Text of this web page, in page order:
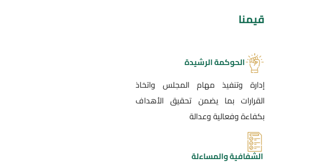
قيمنا
الحوكمة الرشيدة
إدارة وتنفيذ مهام المجلس واتخاذ
القرارات بما يضمن تحقيق الأهداف
بكفاءة وفعالية وعدالة
الشفافية والمساءلة